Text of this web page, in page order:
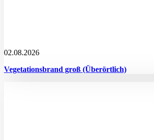
02.08.2026
Vegetationsbrand groß (Überörtlich)